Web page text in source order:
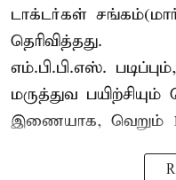
டாக்டர்கள்
தெரிவித்தது.
எம்.பி.பி.எஸ்.
மருத்துவ
இணையாக, வெறும்